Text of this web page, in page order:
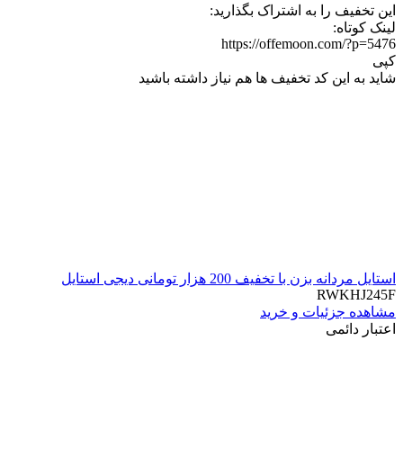
این تخفیف را به اشتراک بگذارید:
لینک کوتاه:
https://offemoon.com/?p=5476
کپی
شاید به این کد تخفیف ها هم نیاز داشته باشید
استایل مردانه بزن با تخفیف 200 هزار تومانی دیجی استایل
RWKHJ245F
مشاهده جزئیات و خرید
اعتبار دائمی